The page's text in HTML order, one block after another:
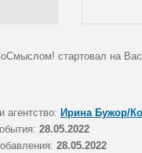
стартовал на
агентство: Ирина Бужор/
28.05.2022
28.05.2022